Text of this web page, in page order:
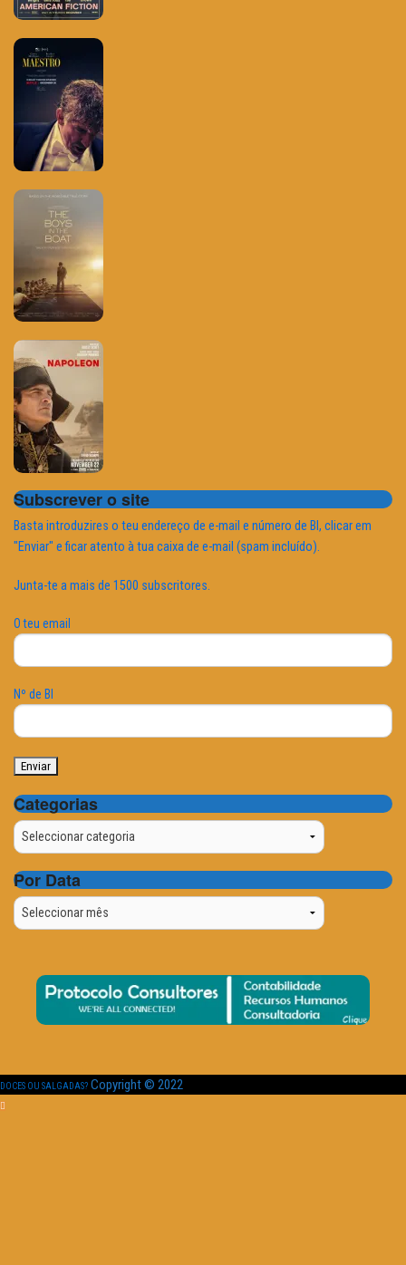
Subscrever o site
Basta introduzires o teu endereço de e-mail e número de BI, clicar em
"Enviar" e ficar atento à tua caixa de e-mail (spam incluído).
Junta-te a mais de 1500 subscritores.
O teu email
Nº de BI
Categorias
Categorias
Por Data
Por
Data
DOCES OU SALGADAS? Copyright © 2022